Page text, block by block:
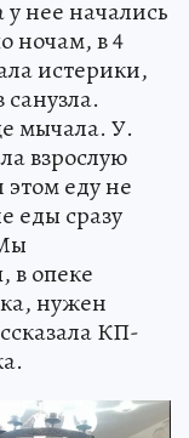
нее начались
ночам, в 4
истерики,
мычала. У.
взрослую
еду не
еды сразу
в опеке
нужен
КП-